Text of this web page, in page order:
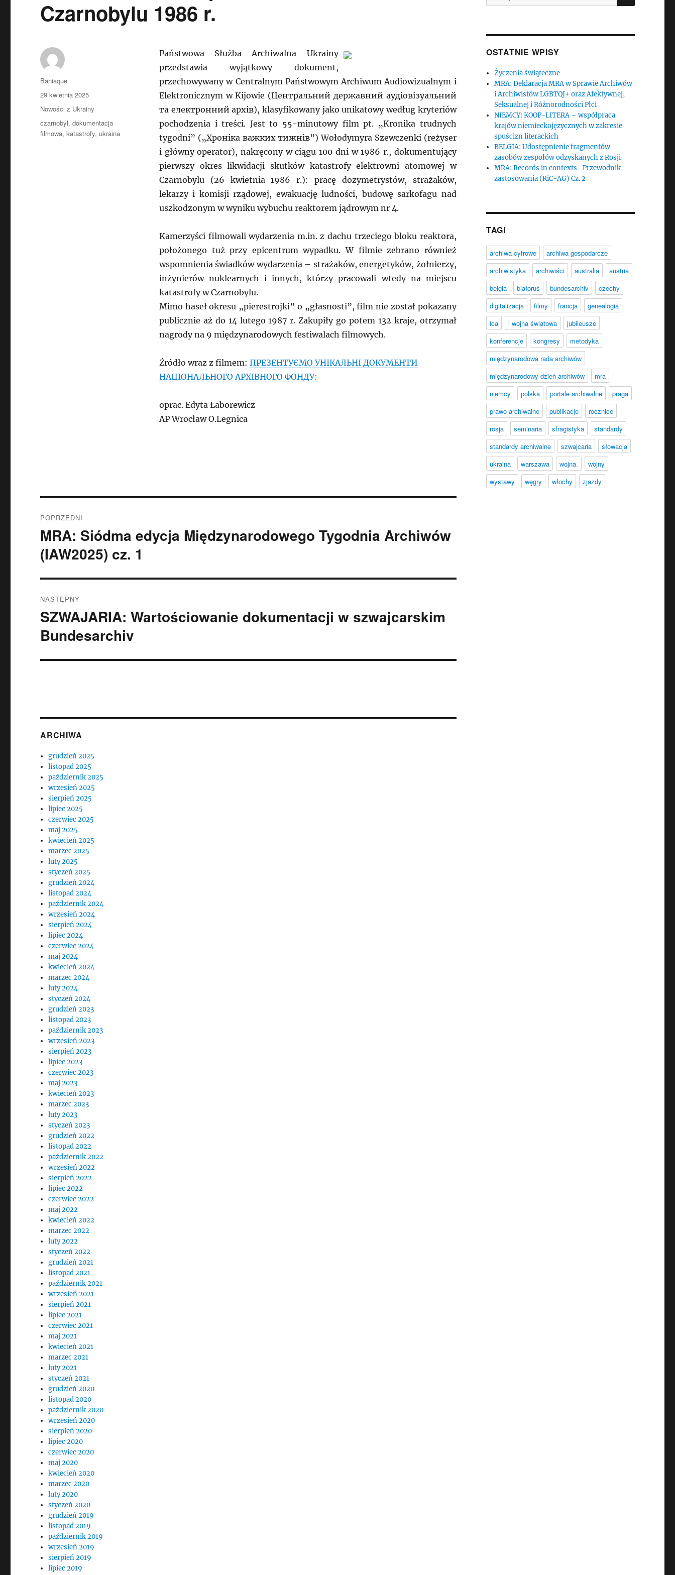
Czarnobylu 1986 r.
Państwowa Służba Archiwalna Ukrainy
przedstawia wyjątkowy dokument,
przechowywany w Centralnym Państwowym Archiwum Audiowizualnym i
Elektronicznym w Kijowie (Центральний державний аудіовізуальний
та електронний архів), klasyfikowany jako unikatowy według kryteriów
pochodzenia i treści. Jest to 55-minutowy film pt. „Kronika trudnych
tygodni” („Хроніка важких тижнів”) Wołodymyra Szewczenki (reżyser
i główny operator), nakręcony w ciągu 100 dni w 1986 r., dokumentujący
pierwszy okres likwidacji skutków katastrofy elektrowni atomowej w
Czarnobylu (26 kwietnia 1986 r.): pracę dozymetrystów, strażaków,
lekarzy i komisji rządowej, ewakuację ludności, budowę sarkofagu nad
uszkodzonym w wyniku wybuchu reaktorem jądrowym nr 4.
Kamerzyści filmowali wydarzenia m.in. z dachu trzeciego bloku reaktora,
położonego tuż przy epicentrum wypadku. W filmie zebrano również
wspomnienia świadków wydarzenia – strażaków, energetyków, żołnierzy,
inżynierów nuklearnych i innych, którzy pracowali wtedy na miejscu
katastrofy w Czarnobylu.
Mimo haseł okresu „pierestrojki” o „głasnosti”, film nie został pokazany
publicznie aż do 14 lutego 1987 r. Zakupiły go potem 132 kraje, otrzymał
nagrody na 9 międzynarodowych festiwalach filmowych.
Źródło wraz z filmem: ПРЕЗЕНТУЄМО УНІКАЛЬНІ ДОКУМЕНТИ
НАЦІОНАЛЬНОГО АРХІВНОГО ФОНДУ:
oprac. Edyta Łaborewicz
AP Wrocław O.Legnica
Autor
Baniaque
Data
publikacji
29 kwietnia 2025
Kategorie
Nowości z Ukrainy
Tagi
czarnobyl,dokumentacja
filmowa,katastrofy, ukraina
wpisu
POPRZEDNI
Poprzedni
wpis:
MRA: Siódma edycja Międzynarodowego Tygodnia Archiwów
(IAW2025) cz. 1
NASTĘPNY
Następny
wpis:
SZWAJARIA: Wartościowanie dokumentacji w szwajcarskim
Bundesarchiv
ARCHIWA
grudzień 2025
listopad 2025
październik 2025
wrzesień 2025
sierpień 2025
lipiec 2025
czerwiec 2025
maj 2025
kwiecień 2025
marzec 2025
luty 2025
styczeń 2025
grudzień 2024
listopad 2024
październik 2024
wrzesień 2024
sierpień 2024
lipiec 2024
czerwiec 2024
maj 2024
kwiecień 2024
marzec 2024
luty 2024
styczeń 2024
grudzień 2023
listopad 2023
październik 2023
wrzesień 2023
sierpień 2023
lipiec 2023
czerwiec 2023
maj 2023
kwiecień 2023
marzec 2023
luty 2023
styczeń 2023
grudzień 2022
listopad 2022
październik 2022
wrzesień 2022
sierpień 2022
lipiec 2022
czerwiec 2022
maj 2022
kwiecień 2022
marzec 2022
luty 2022
styczeń 2022
grudzień 2021
listopad 2021
październik 2021
wrzesień 2021
sierpień 2021
lipiec 2021
czerwiec 2021
maj 2021
kwiecień 2021
marzec 2021
luty 2021
styczeń 2021
grudzień 2020
listopad 2020
październik 2020
wrzesień 2020
sierpień 2020
lipiec 2020
czerwiec 2020
maj 2020
kwiecień 2020
marzec 2020
luty 2020
styczeń 2020
grudzień 2019
listopad 2019
październik 2019
wrzesień 2019
sierpień 2019
lipiec 2019
OSTATNIE WPISY
Życzenia świąteczne
MRA: Deklaracja MRA w Sprawie Archiwów
i Archiwistów LGBTQI+ oraz Afektywnej,
Seksualnej i Różnorodności Płci
NIEMCY: KOOP-LITERA – współpraca
krajów niemieckojęzycznych w zakresie
spuścizn literackich
BELGIA: Udostępnienie fragmentów
zasobów zespołów odzyskanych z Rosji
MRA: Records in contexts- Przewodnik
zastosowania (RiC-AG) Cz. 2
TAGI
archiwa cyfrowe
archiwa gospodarcze
archiwistyka
archiwiści australia
austria
belgia
białoruś bundesarchiv
czechy
digitalizacja
filmy francja
genealogia
ica
i wojna światowa
jubileusze
konferencje
kongresy
metodyka
międzynarodowa rada archiwów
międzynarodowy dzień archiwów
mra
niemcy
polska portale archiwalne
praga
prawo archiwalne
publikacje
rocznice
rosja
seminaria sfragistyka
standardy
standardy archiwalne
szwajcaria
słowacja
ukraina
warszawa wojna.
wojny
wystawy
węgry włochy zjazdy